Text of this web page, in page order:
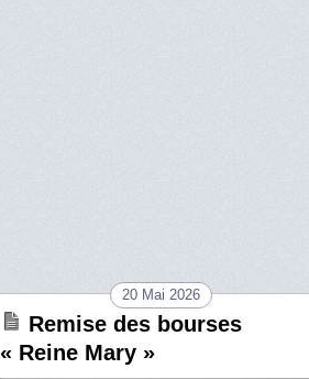
20 Mai 2026
Remise des bourses
« Reine Mary »